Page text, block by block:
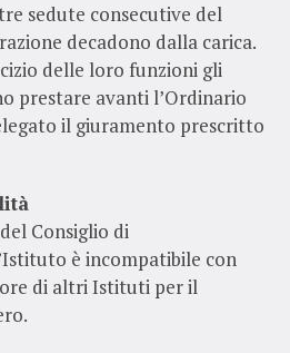
sedute consecutive del
decadono dalla carica.
delle loro funzioni gli
prestare avanti l’Ordinario
il giuramento prescritto
Consiglio di
è incompatibile con
di altri Istituti per il